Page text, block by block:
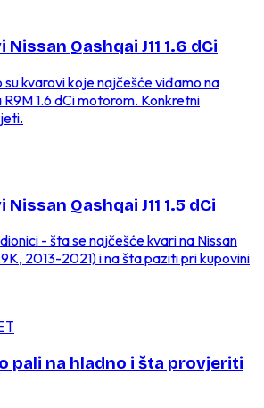
Qashqai J11 1.6 dCi
su kvarovi koje najčešće viđamo na
R9M 1.6 dCi motorom. Konkretni
Qashqai J11 1.5 dCi
- šta se najčešće kvari na Nissan
2013-2021) i na šta paziti pri kupovini
pali na hladno i šta provjeriti